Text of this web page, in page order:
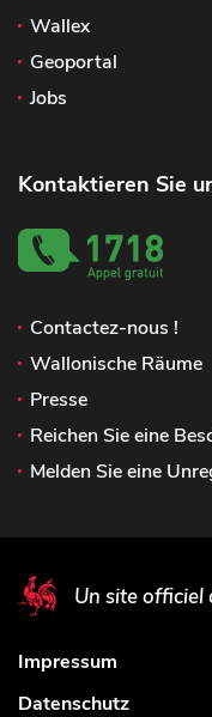
Wallex
Geoportal
Jobs
Kontaktieren Sie
Contactez-nous !
Wallonische Räume
Presse
Reichen Sie eine
Melden Sie eine
Un site
Impressum
Datenschutz